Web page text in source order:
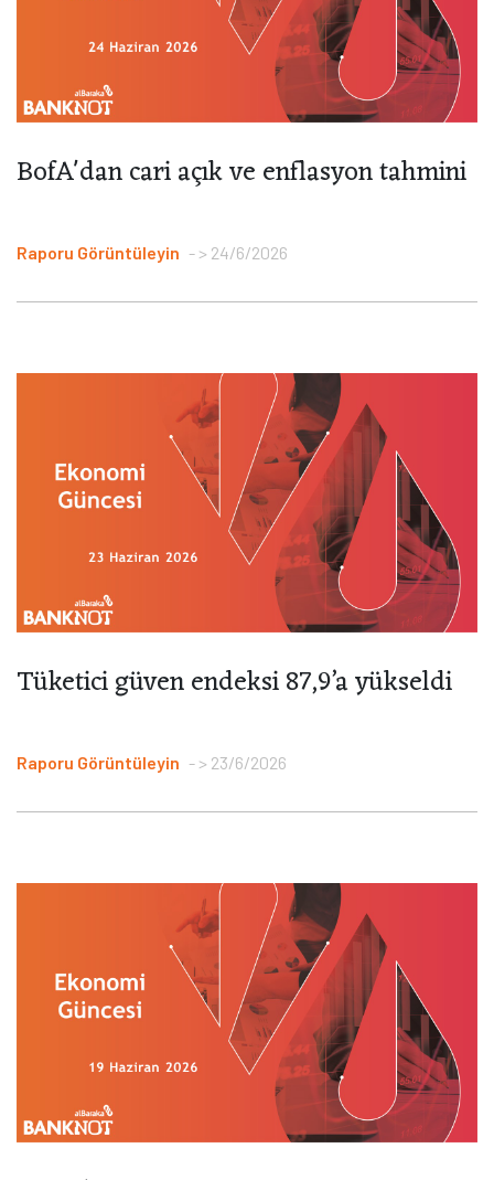
BofA'dan cari açık ve enflasyon tahmini
Raporu Görüntüleyin > 24/6/2026
Tüketici güven endeksi 87,9’a yükseldi
Raporu Görüntüleyin > 23/6/2026